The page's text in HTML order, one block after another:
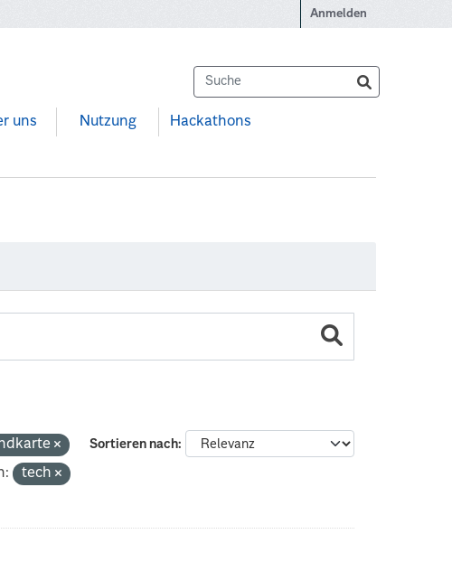
Anmelden
uns Nutzung Hackathons
Sortieren nach
tech